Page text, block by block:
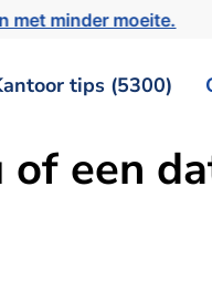
met minder moeite.
tips (5300)
een